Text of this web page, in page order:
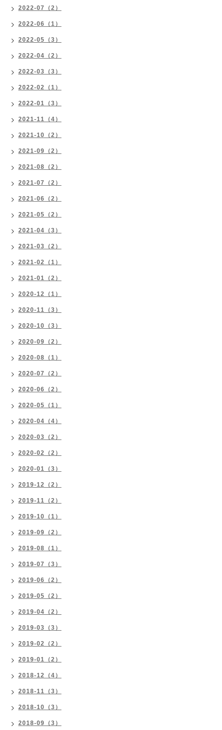
2022-07（2）
2022-06（1）
2022-05（3）
2022-04（2）
2022-03（3）
2022-02（1）
2022-01（3）
2021-11（4）
2021-10（2）
2021-09（2）
2021-08（2）
2021-07（2）
2021-06（2）
2021-05（2）
2021-04（3）
2021-03（2）
2021-02（1）
2021-01（2）
2020-12（1）
2020-11（3）
2020-10（3）
2020-09（2）
2020-08（1）
2020-07（2）
2020-06（2）
2020-05（1）
2020-04（4）
2020-03（2）
2020-02（2）
2020-01（3）
2019-12（2）
2019-11（2）
2019-10（1）
2019-09（2）
2019-08（1）
2019-07（3）
2019-06（2）
2019-05（2）
2019-04（2）
2019-03（3）
2019-02（2）
2019-01（2）
2018-12（4）
2018-11（3）
2018-10（3）
2018-09（3）